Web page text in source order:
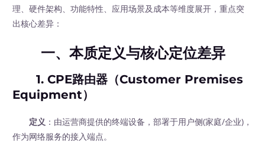
理、硬件架构、功能特性、应用场景及成本等维度展开，重点突
出核心差异：
一、本质定义与核心定位差异
1.CPE路由器（Customer Premises
Equipment）
定义 ：由运营商提供的终端设备，部署于用户侧(家庭/企业)，
作为网络服务的接入端点。